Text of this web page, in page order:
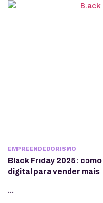
EMPREENDEDORISMO
Black Friday 2025:
digital para vender mais
...